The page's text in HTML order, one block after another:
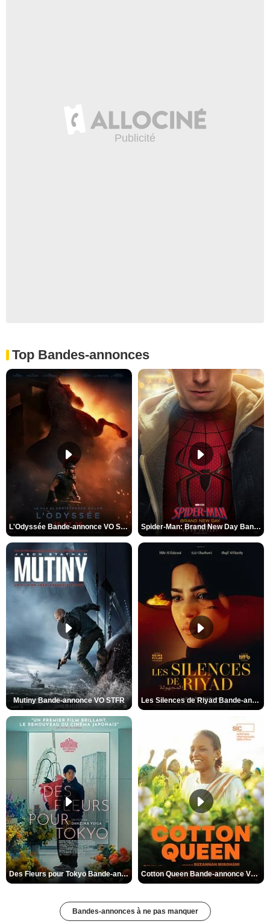
Top Bandes-annonces
L'Odyssée Bande-annonce VO STFR Spider-Man: Brand New Day Bande-annonce VO STFR
Mutiny Bande-annonce VO STFR Les Silences de Riyad Bande-annonce VO STFR
Des Fleurs pour Tokyo Bande-annonce VO STFR Cotton Queen Bande-annonce VO STFR
Bandes-annonces à ne pas manquer